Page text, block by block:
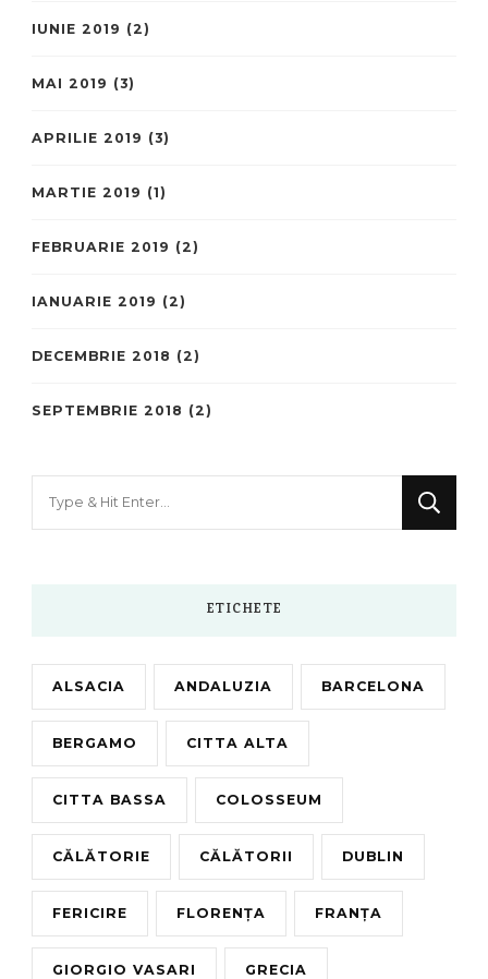
IUNIE 2019 (2)
MAI 2019 (3)
APRILIE 2019 (3)
MARTIE 2019 (1)
FEBRUARIE 2019 (2)
IANUARIE 2019 (2)
DECEMBRIE 2018 (2)
SEPTEMBRIE 2018 (2)
ETICHETE
ALSACIA ANDALUZIA BARCELONA
BERGAMO CITTA ALTA
CITTA BASSA COLOSSEUM
CĂLĂTORIE CĂLĂTORII DUBLIN
FERICIRE FLORENȚA FRANȚA
GIORGIO VASARI GRECIA